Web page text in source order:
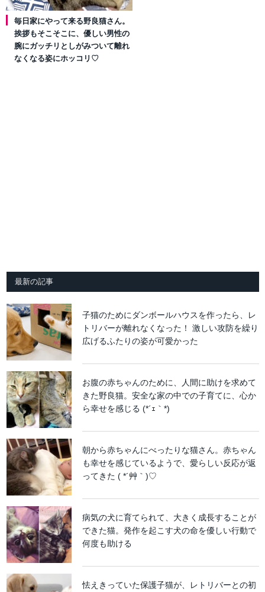
毎日家にやって来る野良猫さん。
挨拶もそこそこに、優しい男性の
腕にガッチリとしがみついて離れ
なくなる姿にホッコリ♡
最新の記事
子猫のためにダンボールハウスを作ったら、レ
トリバーが離れなくなった！ 激しい攻防を繰り
広げるふたりの姿が可愛かった
お腹の赤ちゃんのために、人間に助けを求めて
きた野良猫。安全な家の中での子育てに、心か
ら幸せを感じる (*´ｪ｀*)
朝から赤ちゃんにべったりな猫さん。赤ちゃん
も幸せを感じているようで、愛らしい反応が返
ってきた ( *´艸｀)♡
病気の犬に育てられて、大きく成長することが
できた猫。発作を起こす犬の命を優しい行動で
何度も助ける
怯えきっていた保護子猫が、レトリバーとの初